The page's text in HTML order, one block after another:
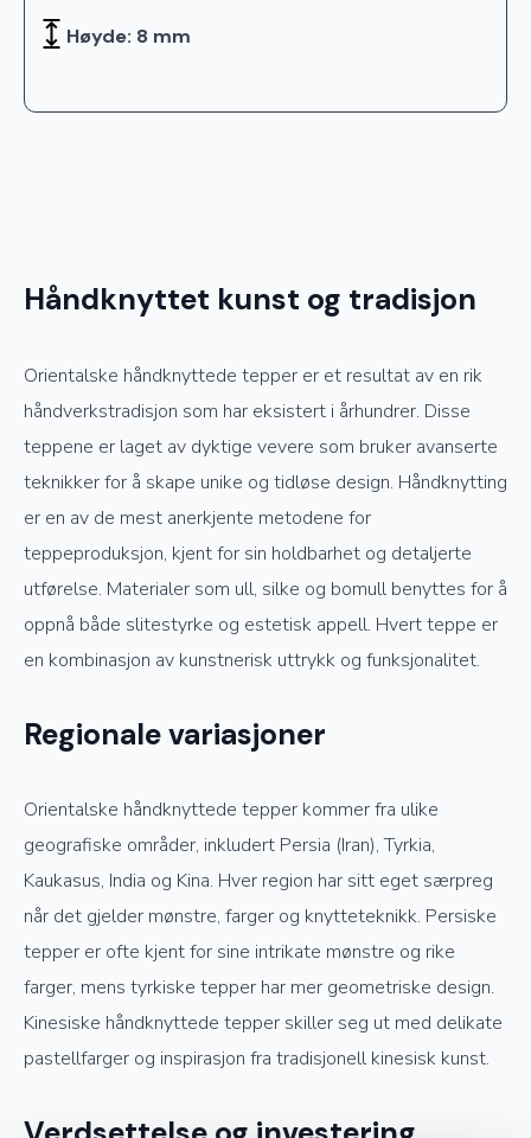
Høyde: 8 mm
Håndknyttet kunst og tradisjon
Orientalske håndknyttede tepper er et resultat av en rik
håndverkstradisjon som har eksistert i århundrer. Disse
teppene er laget av dyktige vevere som bruker avanserte
teknikker for å skape unike og tidløse design. Håndknytting
er en av de mest anerkjente metodene for
teppeproduksjon, kjent for sin holdbarhet og detaljerte
utførelse. Materialer som ull, silke og bomull benyttes for å
oppnå både slitestyrke og estetisk appell. Hvert teppe er
en kombinasjon av kunstnerisk uttrykk og funksjonalitet.
Regionale variasjoner
Orientalske håndknyttede tepper kommer fra ulike
geografiske områder, inkludert Persia (Iran), Tyrkia,
Kaukasus, India og Kina. Hver region har sitt eget særpreg
når det gjelder mønstre, farger og knytteteknikk. Persiske
tepper er ofte kjent for sine intrikate mønstre og rike
farger, mens tyrkiske tepper har mer geometriske design.
Kinesiske håndknyttede tepper skiller seg ut med delikate
pastellfarger og inspirasjon fra tradisjonell kinesisk kunst.